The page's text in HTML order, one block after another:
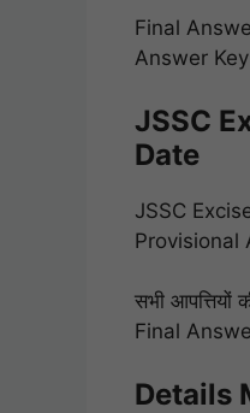
Final
Answer Key
JSSC
Date
JSSC Excise
Provisional
सभी
Final
Details